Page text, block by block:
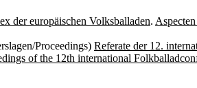
der europäischen Volksballaden.
Proceedings) Referate der 12.
of the 12th international